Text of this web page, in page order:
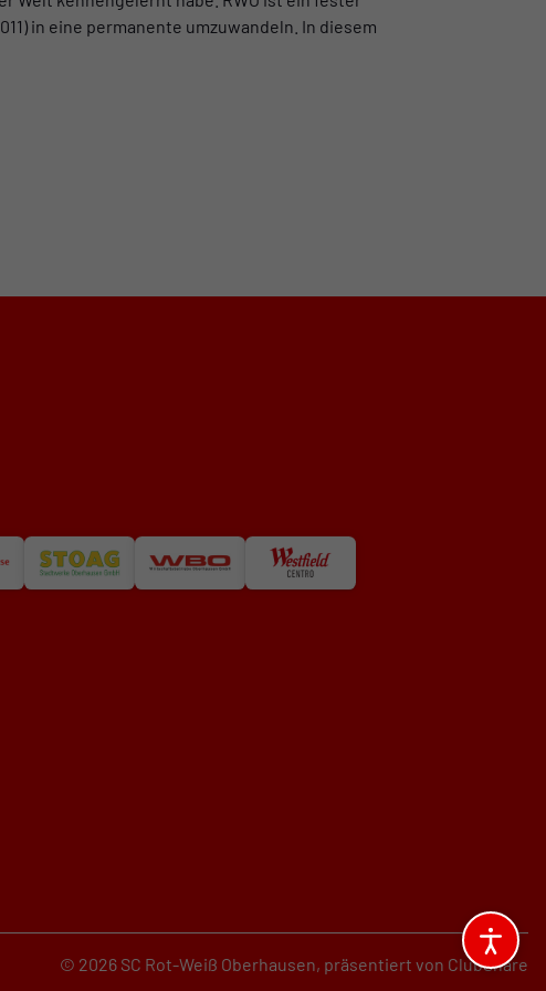
in eine permanente umzuwandeln. In diesem
© 2026 SC Rot-Weiß Oberhausen, präsentiert von ClubShare